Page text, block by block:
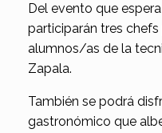
Del evento que
participarán tres
alumnos/as de la
Zapala.
También se podrá
gastronómico que